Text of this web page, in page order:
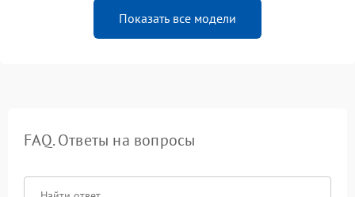
Показать все модели
FAQ. Ответы на вопросы